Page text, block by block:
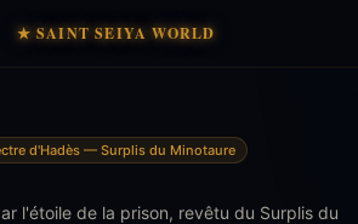
★ SAINT SEIYA WORLD
d'Hadès — Surplis du Minotaure
l'étoile de la prison, revêtu du Surplis du